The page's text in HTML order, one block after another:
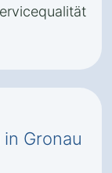
Gronau